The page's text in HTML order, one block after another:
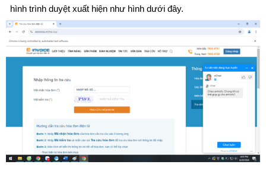
hình trình duyệt xuất hiện như hình dưới đây.